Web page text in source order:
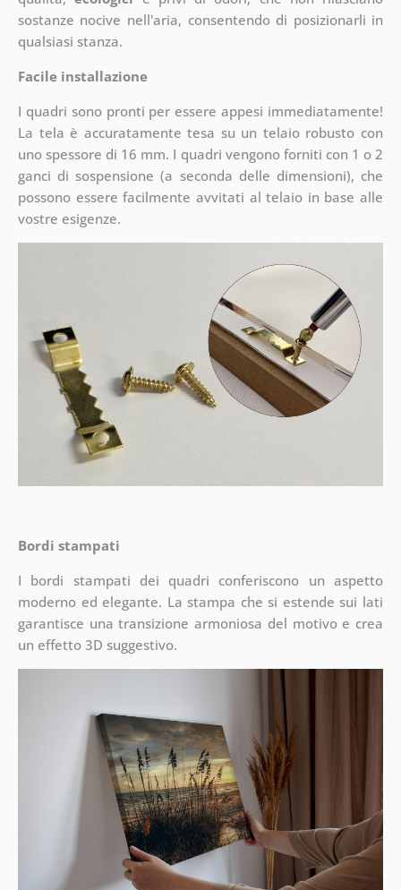
sostanze nocive nell'aria, consentendo di posizionarli in
qualsiasi stanza.
Facile installazione
I quadri sono pronti per essere appesi immediatamente!
La tela è accuratamente tesa su un telaio robusto con
uno spessore di 16 mm. I quadri vengono forniti con 1 o 2
ganci di sospensione (a seconda delle dimensioni), che
possono essere facilmente avvitati al telaio in base alle
vostre esigenze.
Bordi stampati
I bordi stampati dei quadri conferiscono un aspetto
moderno ed elegante. La stampa che si estende sui lati
garantisce una transizione armoniosa del motivo e crea
un effetto 3D suggestivo.